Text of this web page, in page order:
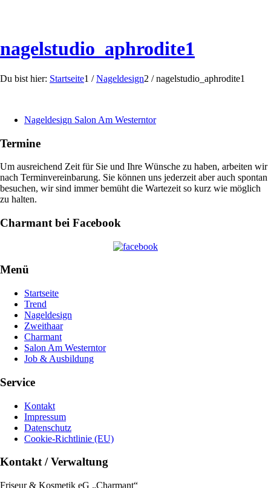
nagelstudio_aphrodite1
Du bist hier: Startseite1 / Nageldesign2 / nagelstudio_aphrodite1
Nageldesign Salon Am Westerntor
Termine
Um ausreichend Zeit für Sie und Ihre Wünsche zu haben, arbeiten wir
nach Terminvereinbarung. Sie können uns jederzeit aber auch spontan
besuchen, wir sind immer bemüht die Wartezeit so kurz wie möglich
zu halten.
Charmant bei Facebook
Menü
Startseite
Trend
Nageldesign
Zweithaar
Charmant
Salon Am Westerntor
Job & Ausbildung
Service
Kontakt
Impressum
Datenschutz
Cookie-Richtlinie (EU)
Kontakt / Verwaltung
Friseur & Kosmetik eG „Charmant“